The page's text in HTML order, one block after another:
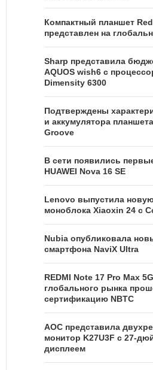
Компактный планшет
представлен на
Sharp представила
AQUOS wish6 с
Dimensity 6300
Подтверждены
и аккумулятора
Groove
В сети появились
HUAWEI Nova 16 SE
Lenovo выпустила
моноблока Xiaoxin 24 с
Nubia опубликовала
смартфона NaviX Ultra
REDMI Note 17 Pro Max
глобального рынка
сертификацию NBTC
AOC представила
монитор K27U3F с 27-
дисплеем